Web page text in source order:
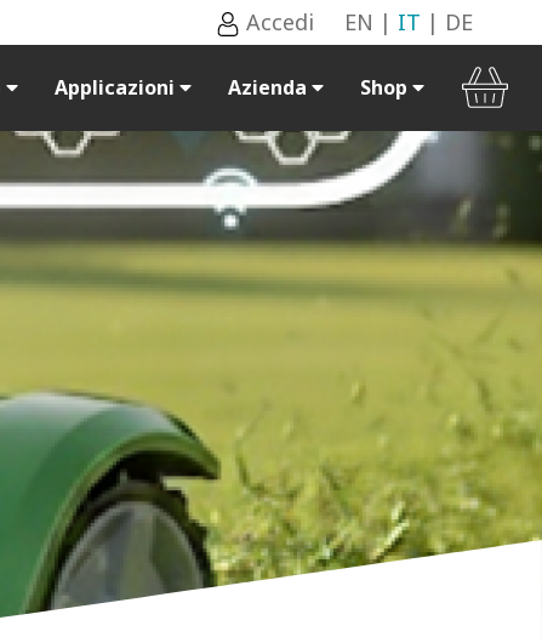
Accedi EN | IT | DE
Applicazioni Azienda Shop